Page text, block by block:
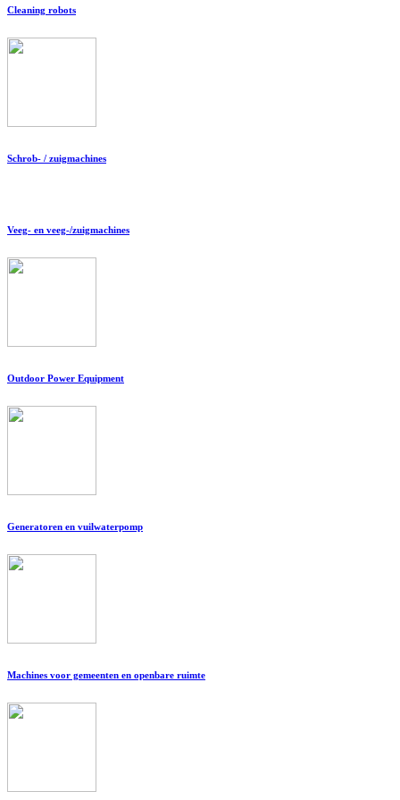
Cleaning robots
Schrob- / zuigmachines
Veeg- en veeg-/zuigmachines
Outdoor Power Equipment
Generatoren en vuilwaterpomp
Machines voor gemeenten en openbare ruimte